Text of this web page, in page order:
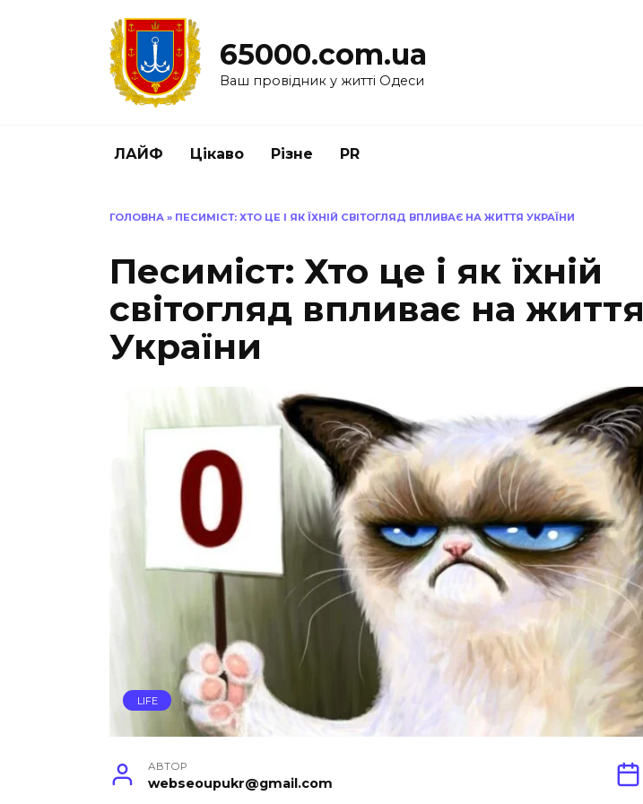
65000.com.ua
Ваш провідник у житті Одеси
ЛАЙФ Цікаво Різне PR
ГОЛОВНА » ПЕСИМІСТ: ХТО ЦЕ І ЯК ЇХНІЙ СВІТОГЛЯД ВПЛИВАЄ НА ЖИТТЯ УКРАЇНИ
Песиміст: Хто це і як їхній
світогляд впливає на життя
України
LIFE
АВТОР
webseoupukr@gmail.com